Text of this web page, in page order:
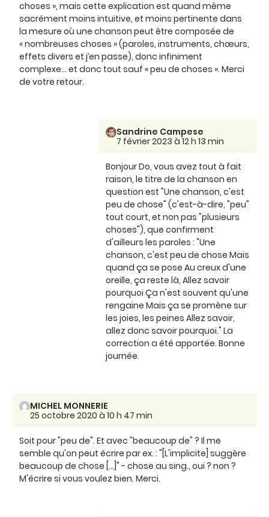
choses », mais cette explication est quand même
sacrément moins intuitive, et moins pertinente dans
la mesure où une chanson peut être composée de
« nombreuses choses » (paroles, instruments, chœurs,
effets divers et j’en passe), donc infiniment
complexe… et donc tout sauf « peu de choses ». Merci
de votre retour.
Sandrine Campese
7 février 2023 à 12 h 13 min
Bonjour Do, vous avez tout à fait
raison, le titre de la chanson en
question est "Une chanson, c'est
peu de chose" (c'est-à-dire, "peu"
tout court, et non pas "plusieurs
choses"), que confirment
d'ailleurs les paroles : "Une
chanson, c'est peu de chose Mais
quand ça se pose Au creux d'une
oreille, ça reste là, Allez savoir
pourquoi Ça n'est souvent qu'une
rengaine Mais ça se promène sur
les joies, les peines Allez savoir,
allez donc savoir pourquoi." La
correction a été apportée. Bonne
journée.
MICHEL MONNERIE
25 octobre 2020 à 10 h 47 min
Soit pour "peu de". Et avec "beaucoup de" ? Il me
semble qu'on peut écrire par ex. : "[L'implicite] suggère
beaucoup de chose [...]" - chose au sing., oui ? non ?
M'écrire si vous voulez bien. Merci.